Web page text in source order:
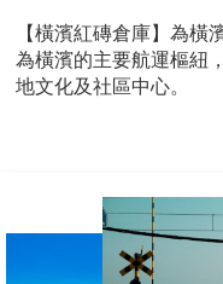
【橫濱紅磚倉庫】為橫
為橫濱的主要航運樞紐
地文化及社區中心。